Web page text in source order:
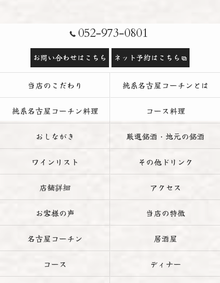
052-973-0801
お問い合わせはこちら ネット予約はこちら
当店のこだわり 純系名古屋コーチンとは
純系名古屋コーチン料理 コース料理
おしながき 厳選銘酒・地元の銘酒
ワインリスト その他ドリンク
店舗詳細 アクセス
お客様の声 当店の特徴
名古屋コーチン 居酒屋
コース ディナー